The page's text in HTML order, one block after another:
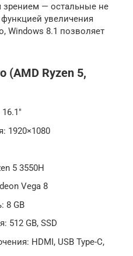
— остальные не
увеличения
Windows 8.1 позволяет
(AMD Ryzen 5,
1920×1080
5 3550H
Vega 8
8 GB
512 GB, SSD
HDMI, USB Type-C,